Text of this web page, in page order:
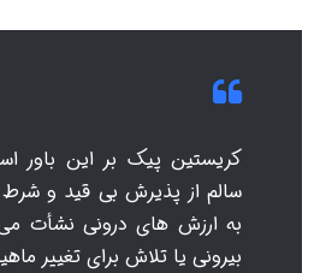
کریستین پیک بر این
سالم از پذیرش بی قید و
به ارزش های درونی نشأت می
بیرونی یا تلاش برای تغییر